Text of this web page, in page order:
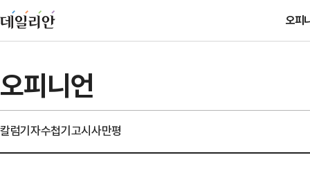
오피
오피니언
칼럼기자수첩기고시사만평